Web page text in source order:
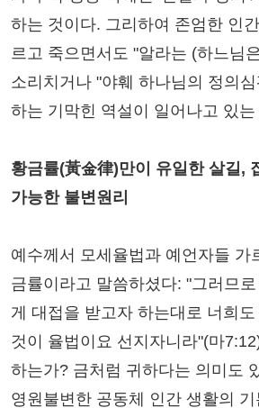
하는 것이다. 그리하여 존엄한 인
르고 죽으면서도 "알라는 (하느님
소리치거나 "야훼 하나님의 정의
하는 기막힌 역설이 일어나고 있는
황금률(黃金律)만이 유일한 살길,
가능한 불변원리
예수께서 모세율법과 예언자들 가
금률이라고 말씀하셨다: "그러므로
게 대접을 받고자 하는대로 너희도
것이 율법이요 선지자니라"(마
하는가? 금처럼 귀하다는 의미도
영원불변한 공동체 인간 생활의